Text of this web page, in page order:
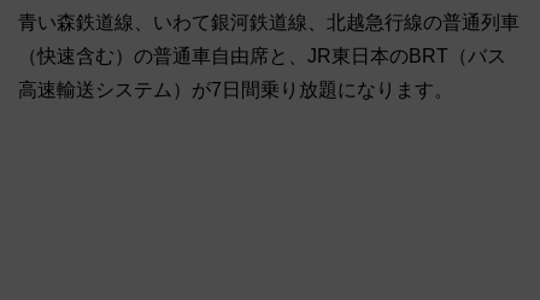
青い森鉄道線、いわて銀河鉄道線、北越急行線の普通列車
（快速含む）の普通車自由席と、JR東日本のBRT（バス
高速輸送システム）が7日間乗り放題になります。